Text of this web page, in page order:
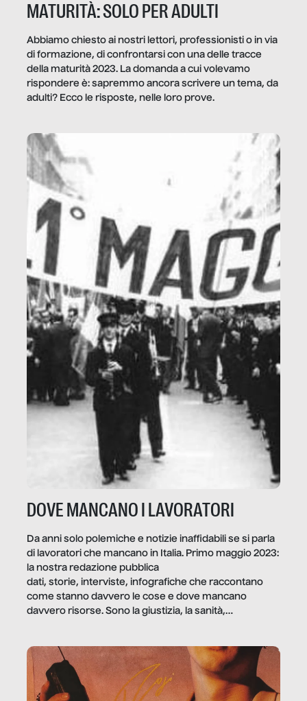
MATURITÀ: SOLO PER ADULTI
Abbiamo chiesto ai nostri lettori, professionisti o in via
di formazione, di confrontarsi con una delle tracce
della maturità 2023. La domanda a cui volevamo
rispondere è: sapremmo ancora scrivere un tema, da
adulti? Ecco le risposte, nelle loro prove.
DOVE MANCANO I LAVORATORI
Da anni solo polemiche e notizie inaffidabili se si parla
di lavoratori che mancano in Italia. Primo maggio 2023:
la nostra redazione pubblica
dati, storie, interviste, infografiche che raccontano
come stanno davvero le cose e dove mancano
davvero risorse. Sono la giustizia, la sanità,